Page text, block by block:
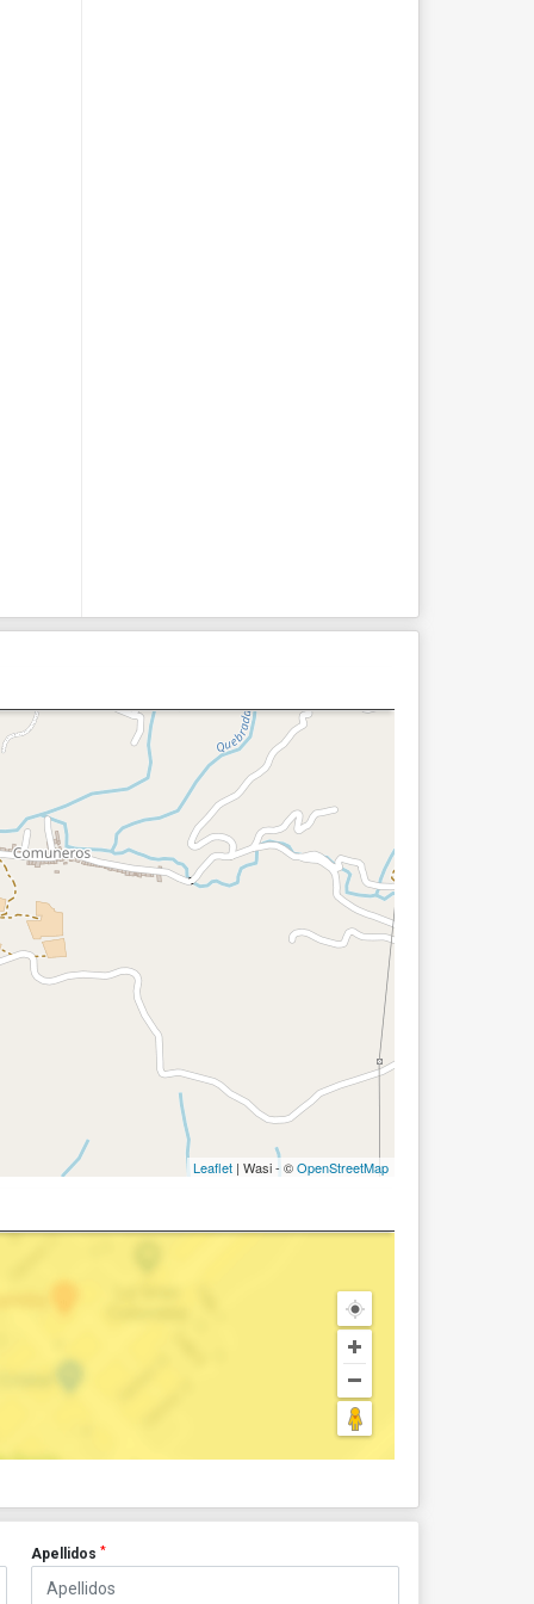
Leaflet | Wasi - ©OpenStreetMap
Apellidos *